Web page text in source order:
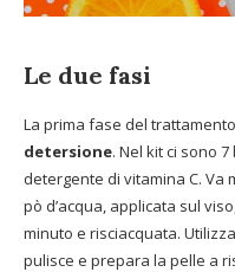
Le due fasi
La prima fase del
detersione. Nel kit ci sono
detergente di vitamina C. Va
pò d’acqua, applicata sul
minuto e risciacquata.
pulisce e prepara la pelle a